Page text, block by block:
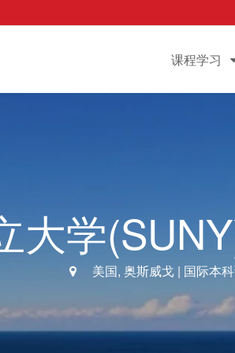
课程学习
大学
美国, 奥斯威戈 | 国际本